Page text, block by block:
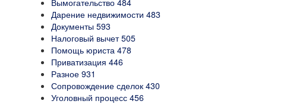
Вымогательство 484
Дарение недвижимости 483
Документы 593
Налоговый вычет505
Помощь юриста 478
Приватизация 446
Разное 931
Сопровождение сделок 430
Уголовный процесс 456